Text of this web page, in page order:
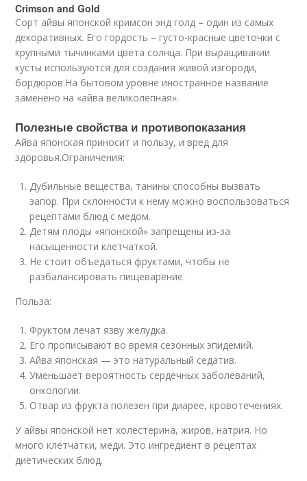
Crimson and Gold
Сорт айвы японской кримсон энд голд – один из самых
декоративных. Его гордость – густо-красные цветочки с
крупными тычинками цвета солнца. При выращивании
кусты используются для создания живой изгороди,
бордюров.На бытовом уровне иностранное название
заменено на «айва великолепная».
Полезные свойства и противопоказания
Айва японская приносит и пользу, и вред для
здоровья.Ограничения:
Дубильные вещества, танины способны вызвать
запор. При склонности к нему можно воспользоваться
рецептами блюд с медом.
Детям плоды «японской» запрещены из-за
насыщенности клетчаткой.
Не стоит объедаться фруктами, чтобы не
разбалансировать пищеварение.
Польза:
Фруктом лечат язву желудка.
Его прописывают во время сезонных эпидемий.
Айва японская — это натуральный седатив.
Уменьшает вероятность сердечных заболеваний,
онкологии.
Отвар из фрукта полезен при диарее, кровотечениях.
У айвы японской нет холестерина, жиров, натрия. Но
много клетчатки, меди. Это ингредиент в рецептах
диетических блюд.